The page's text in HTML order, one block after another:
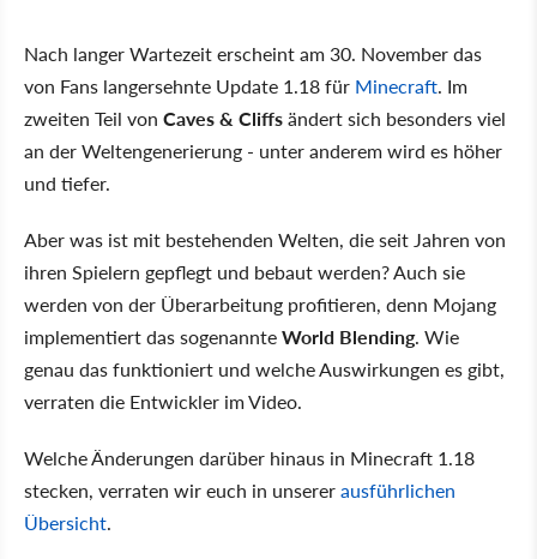
Nach langer Wartezeit erscheint am 30. November das
von Fans langersehnte Update 1.18 für Minecraft. Im
zweiten Teil von Caves & Cliffsändert sich besonders viel
an der Weltengenerierung - unter anderem wird es höher
und tiefer.
Aber was ist mit bestehenden Welten, die seit Jahren von
ihren Spielern gepflegt und bebaut werden? Auch sie
werden von der Überarbeitung profitieren, denn Mojang
implementiert das sogenannteWorld Blending. Wie
genau das funktioniert und welche Auswirkungen es gibt,
verraten die Entwickler im Video.
Welche Änderungen darüber hinaus in Minecraft 1.18
stecken, verraten wir euch in unsererausführlichen
Übersicht.